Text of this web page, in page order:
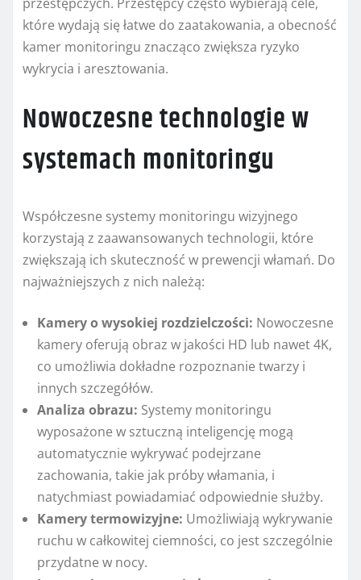
które wydają się łatwe do zaatakowania, a obecność
kamer monitoringu znacząco zwiększa ryzyko
wykrycia i aresztowania.
Nowoczesne technologie w
systemach monitoringu
Współczesne systemy monitoringu wizyjnego
korzystają z zaawansowanych technologii, które
zwiększają ich skuteczność w prewencji włamań. Do
najważniejszych z nich należą:
Kamery o wysokiej rozdzielczości: Nowoczesne
kamery oferują obraz w jakości HD lub nawet 4K,
co umożliwia dokładne rozpoznanie twarzy i
innych szczegółów.
Analiza obrazu: Systemy monitoringu
wyposażone w sztuczną inteligencję mogą
automatycznie wykrywać podejrzane
zachowania, takie jak próby włamania, i
natychmiast powiadamiać odpowiednie służby.
Kamery termowizyjne: Umożliwiają wykrywanie
ruchu w całkowitej ciemności, co jest szczególnie
przydatne w nocy.